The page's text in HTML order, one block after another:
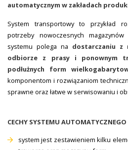
automatycznym w zakładach
System transportowy to przykład
potrzeby nowoczesnych
systemu polega na dostarczaniu z
odbiorze z prasy i ponownym
podłużnych form
komponentom i rozwiązaniom
sprawne oraz łatwe w serwisowaniu i
CECHY SYSTEMU
system jest zestawieniem kilku